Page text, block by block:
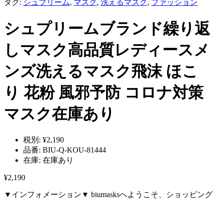
タグ: シュプリーム, マスク, 洗えるマスク, ファッション
シュプリームブランド繰り返
しマスク高品質レディースメ
ンズ洗えるマスク飛沫 ほこ
り 花粉 風邪予防 コロナ対策
マスク在庫あり
税別: ¥2,190
品番: BIU-Q-KOU-81444
在庫: 在庫あり
¥2,190
▼インフォメーション▼ biumasksへようこそ、ショッピング